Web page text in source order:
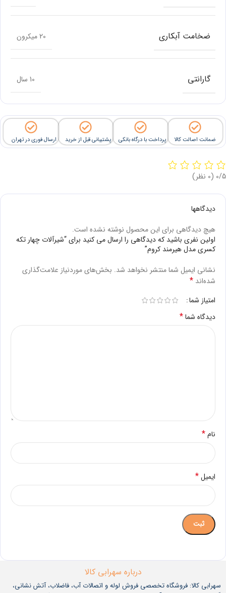
ضخامت آبکاری 20 میکرون
گارانتی 10 سال
ضمانت اصالت کالا پرداخت با درگاه بانکی پشتیبانی قبل از خرید ارسال فوری در تهران
‫0/5 ‫(0 نظر)
دیدگاهها
هیچ دیدگاهی برای این محصول نوشته نشده است.
اولین نفری باشید که دیدگاهی را ارسال می کنید برای “شیرآلات چهار تکه
کسری مدل هیرمند کروم”
نشانی ایمیل شما منتشر نخواهد شد. بخش‌های موردنیاز علامت‌گذاری
شده‌اند *
امتیاز شما
دیدگاه شما*
نام*
ایمیل*
درباره سهرابی کالا
سهرابی کالا: فروشگاه تخصصی فروش لوله و اتصالات آب، فاضلاب، آتش نشانی،